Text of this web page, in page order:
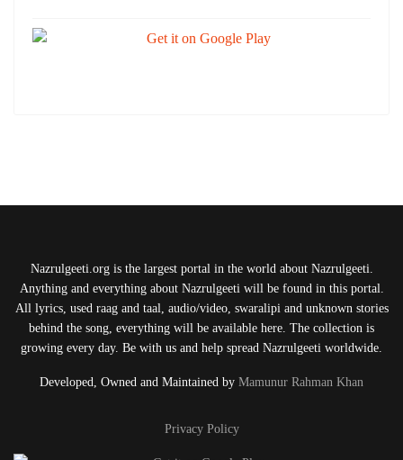
Nazrulgeeti.org is the largest portal in the world about Nazrulgeeti.
Anything and everything about Nazrulgeeti will be found in this portal.
All lyrics, used raag and taal, audio/video, swaralipi and unknown stories
behind the song, everything will be available here. The collection is
growing every day. Be with us and help spread Nazrulgeeti worldwide.
Developed, Owned and Maintained by Mamunur Rahman Khan
Privacy Policy